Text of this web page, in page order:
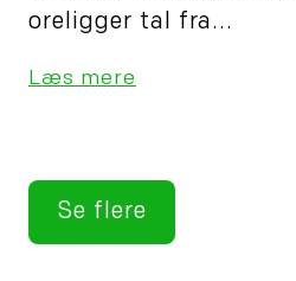
oreligger tal fra...
Læs mere
Se flere